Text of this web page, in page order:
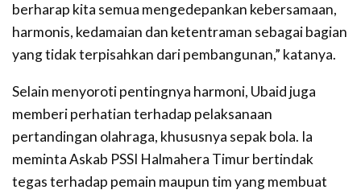
berharap kita semua mengedepankan kebersamaan,
harmonis, kedamaian dan ketentraman sebagai bagian
yang tidak terpisahkan dari pembangunan,” katanya.
Selain menyoroti pentingnya harmoni, Ubaid juga
memberi perhatian terhadap pelaksanaan
pertandingan olahraga, khususnya sepak bola. Ia
meminta Askab PSSI Halmahera Timur bertindak
tegas terhadap pemain maupun tim yang membuat